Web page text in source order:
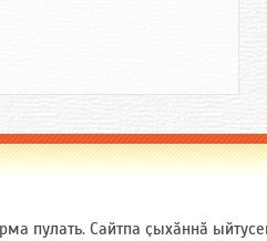
пулать. Сайтпа ҫыхӑннӑ